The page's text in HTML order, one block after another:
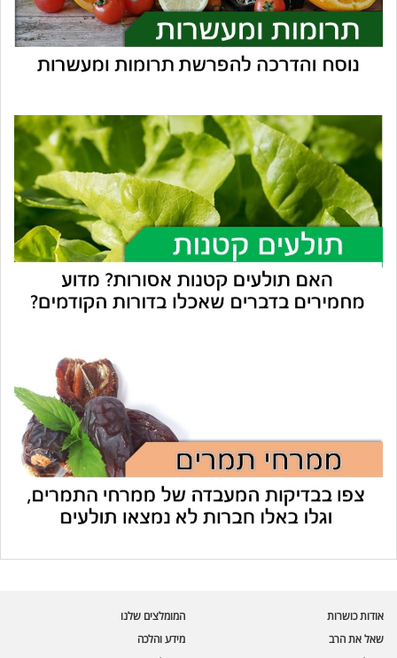
אודות כושרות
שאל את הרב
המומלצים שלנו
מידע והלכה
🪲 בדיקת חרקים